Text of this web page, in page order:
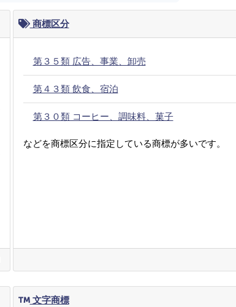
商標区分
第３５類 広告、事業、卸売
第４３類 飲食、宿泊
第３０類 コーヒー、調味料、菓子
などを商標区分に指定している商標が多いです。
文字商標